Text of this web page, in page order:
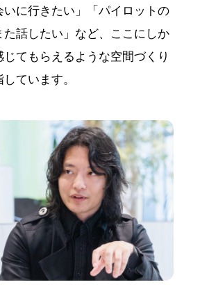
いに行きたい」「パイロットの
た話したい」など、ここにしか
じてもらえるような空間づくり
ています。